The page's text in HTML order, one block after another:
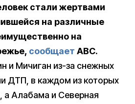
стали жертвами
на различные
на
сообщает ABC.
и Мичиган из-за снежных
ДТП, в каждом из которых
а Алабама и Северная